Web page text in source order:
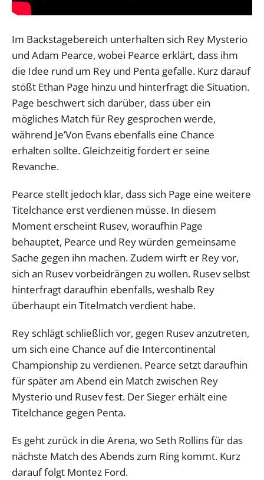
Im Backstagebereich unterhalten sich Rey Mysterio
und Adam Pearce, wobei Pearce erklärt, dass ihm
die Idee rund um Rey und Penta gefalle. Kurz darauf
stößt Ethan Page hinzu und hinterfragt die Situation.
Page beschwert sich darüber, dass über ein
mögliches Match für Rey gesprochen werde,
während Je’Von Evans ebenfalls eine Chance
erhalten sollte. Gleichzeitig fordert er seine
Revanche.
Pearce stellt jedoch klar, dass sich Page eine weitere
Titelchance erst verdienen müsse. In diesem
Moment erscheint Rusev, woraufhin Page
behauptet, Pearce und Rey würden gemeinsame
Sache gegen ihn machen. Zudem wirft er Rey vor,
sich an Rusev vorbeidrängen zu wollen. Rusev selbst
hinterfragt daraufhin ebenfalls, weshalb Rey
überhaupt ein Titelmatch verdient habe.
Rey schlägt schließlich vor, gegen Rusev anzutreten,
um sich eine Chance auf die Intercontinental
Championship zu verdienen. Pearce setzt daraufhin
für später am Abend ein Match zwischen Rey
Mysterio und Rusev fest. Der Sieger erhält eine
Titelchance gegen Penta.
Es geht zurück in die Arena, wo Seth Rollins für das
nächste Match des Abends zum Ring kommt. Kurz
darauf folgt Montez Ford.